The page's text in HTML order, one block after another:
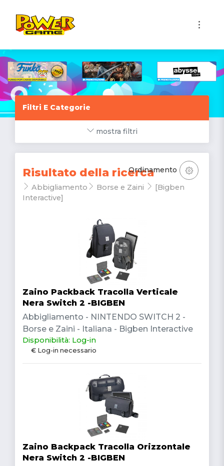
Filtri E Categorie
mostra filtri
Risultato della ricerca
Abbigliamento Borse e Zaini
[Bigben
Interactive]
Ordinamento
Zaino Packback Tracolla Verticale
Nera Switch 2 -BIGBEN
Abbigliamento - NINTENDO SWITCH 2 -
Borse e Zaini - Italiana - Bigben Interactive
Disponibilità: Log-in
€ Log-in necessario
Zaino Backpack Tracolla Orizzontale
Nera Switch 2 -BIGBEN